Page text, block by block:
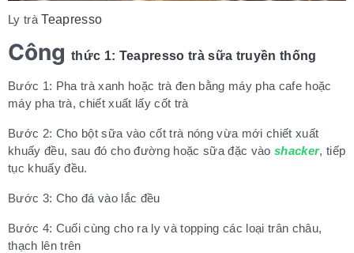
Ly tràTeapresso
Công thức 1: Teapresso trà sữa truyền thống
Bước 1: Pha trà xanh hoặc trà đen bằng máy pha cafe hoặc
máy pha trà, chiết xuất lấy cốt trà
Bước 2: Cho bột sữa vào cốt trà nóng vừa mới chiết xuất
khuấy đều, sau đó cho đường hoặc sữa đặc vào shacker, tiếp
tục khuấy đều.
Bước 3: Cho đá vào lắc đều
Bước 4: Cuối cùng cho ra ly và topping các loại trân châu,
thạch lên trên